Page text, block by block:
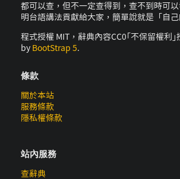
都可以查，但不一定查得到，查不到時可
明台語講法貢獻給大家，簡單說就是「自
程式授權 MIT，辭典內容CC0｢不保留權利
by BootStrap 5.
條款
關於本站
服務條款
隱私權條款
站內服務
查辭典